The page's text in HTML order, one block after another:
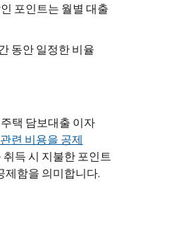
포인트는 월별 대출
동안 일정한 비율
택 담보대출 이자
련 비용을 공제
득 시 지불한 포인트
제함을 의미합니다.